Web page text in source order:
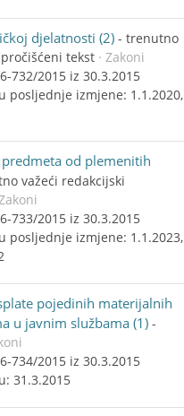
djelatnosti (2) - trenutno
tekst · Zakoni
732/2015 iz 30.3.2015
posljednje izmjene: 1.1.2020,
od plemenitih
važeći redakcijski
733/2015 iz 30.3.2015
posljednje izmjene: 1.1.2023,
pojedinih materijalnih
u javnim službama (1) -
734/2015 iz 30.3.2015
31.3.2015